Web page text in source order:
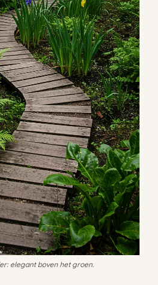
elegant boven het groen.